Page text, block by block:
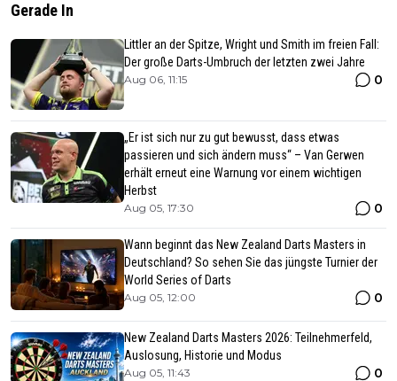
Gerade In
Littler an der Spitze, Wright und Smith im freien Fall:
Der große Darts-Umbruch der letzten zwei Jahre
Aug 06, 11:15 0
„Er ist sich nur zu gut bewusst, dass etwas
passieren und sich ändern muss“ – Van Gerwen
erhält erneut eine Warnung vor einem wichtigen
Herbst
Aug 05, 17:30 0
Wann beginnt das New Zealand Darts Masters in
Deutschland? So sehen Sie das jüngste Turnier der
World Series of Darts
Aug 05, 12:00 0
New Zealand Darts Masters 2026: Teilnehmerfeld,
Auslosung, Historie und Modus
Aug 05, 11:43 0